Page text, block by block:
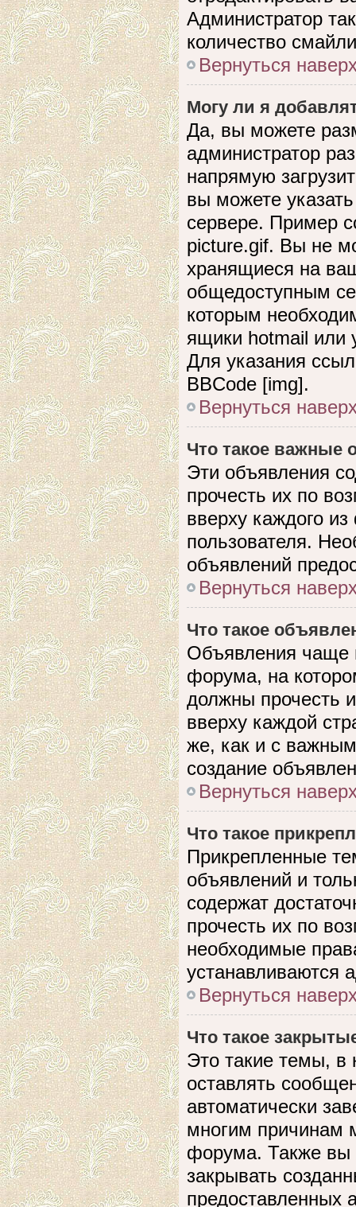
Администратор
количество
Вернуться
Могу ли я
Да, вы можете
администратор
напрямую
вы можете
сервере. Пример
picture.gif. Вы не
хранящиеся на
общедоступным
которым
ящики hotmail или
Для указания
BBCode [img].
Вернуться
Что такое важные
Эти объявления
прочесть их по
вверху каждого
пользователя.
объявлений
Вернуться
Что такое
Объявления чаще
форума, на
должны прочесть
вверху каждой
же, как и с
создание
Вернуться
Что такое
Прикрепленные
объявлений и
содержат
прочесть их по
необходимые
устанавливаются
Вернуться
Что такое
Это такие темы, в
оставлять
автоматически
многим причинам
форума. Также вы
закрывать
предоставленных